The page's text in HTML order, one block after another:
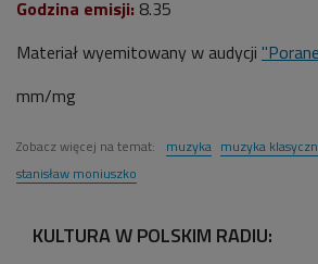
Godzina emisji: 8.35
Materiał wyemitowany w audycji
mm/mg
Zobacz więcej na temat: muzyka muzyka
stanisław moniuszko
KULTURA W POLSKIM RADIU: